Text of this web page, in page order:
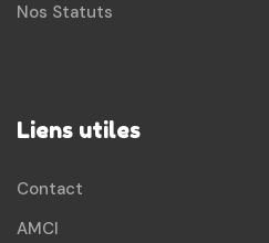
Nos Statuts
Liens utiles
Contact
AMCI